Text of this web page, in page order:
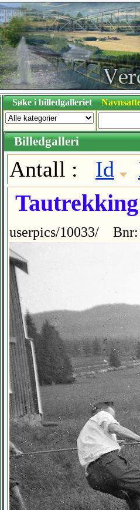
Søke i billedgalleriet
Billedgalleri
Antall : Id
userpics/10033/ Bnr: